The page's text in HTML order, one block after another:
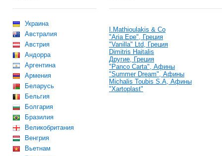
Украина
Австралия
Австрия
Андорра
Аргентина
Армения
Беларусь
Бельгия
Болгария
Бразилия
Великобритания
Венгрия
Вьетнам
I.Mathioulakis & Co
"Aria Epe", Греция
"Vanilla" Ltd, Грeция
Dimitris Haitalis
Другие, Греция
"Panco Carta", Афины
"Summer Dream", Афины
Michalis Toubis S.A, Афины
"Xartoplast"